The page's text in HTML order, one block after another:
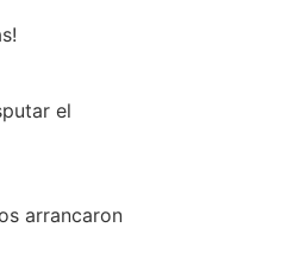
el
arrancaron